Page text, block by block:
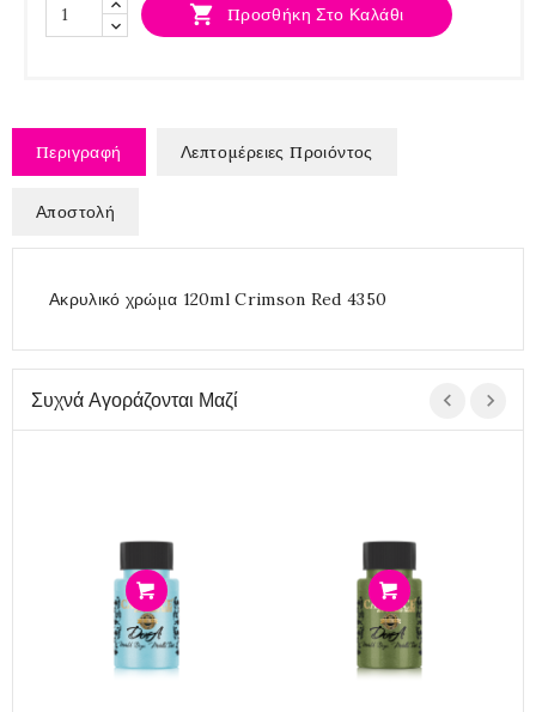
 Προσθήκη Στο Καλάθι
Περιγραφή Λεπτομέρειες Προιόντος
Αποστολή
Ακρυλικό χρώμα 120ml Crimson Red 4350
Συχνά Αγοράζονται Μαζί